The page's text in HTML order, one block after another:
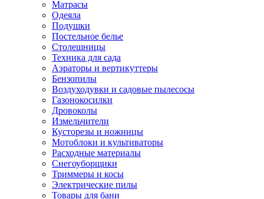
Матрасы
Одеяла
Подушки
Постельное белье
Столешницы
Техника для сада
Аэраторы и вертикуттеры
Бензопилы
Воздуходувки и садовые пылесосы
Газонокосилки
Дровоколы
Измельчители
Кусторезы и ножницы
Мотоблоки и культиваторы
Расходные материалы
Снегоуборщики
Триммеры и косы
Электрические пилы
Товары для бани